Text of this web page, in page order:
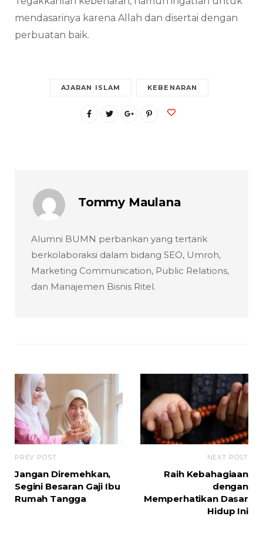
mendasarinya karena Allah dan disertai dengan
perbuatan baik.
AJARAN ISLAM KEBENARAN
Tommy Maulana
Alumni BUMN perbankan yang tertarik
berkolaboraksi dalam bidang SEO, Umroh,
Marketing Communication, Public Relations,
dan Manajemen Bisnis Ritel.
PREV POST
Jangan Diremehkan,
Segini Besaran Gaji Ibu
Rumah Tangga
NEXT POST
Raih Kebahagiaan
dengan
Memperhatikan Dasar
Hidup Ini